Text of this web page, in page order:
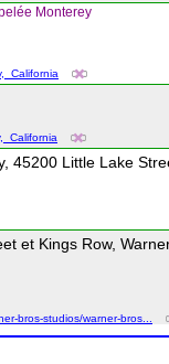
Monterey
45200 Little Lake
et Kings Row,
bros-studios/warner-bros...